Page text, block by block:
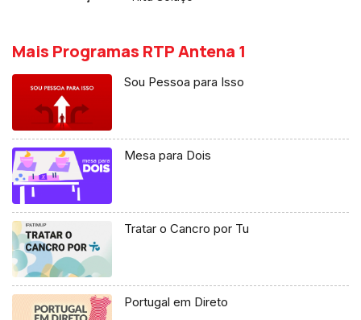
Mais Programas RTP Antena 1
Sou Pessoa para Isso
Mesa para Dois
Tratar o Cancro por Tu
Portugal em Direto